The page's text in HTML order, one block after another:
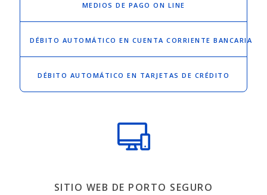
MEDIOS DE PAGO ON LINE
DÉBITO AUTOMÁTICO EN CUENTA CORRIENTE BANCARIA
DÉBITO AUTOMÁTICO EN TARJETAS DE CRÉDITO
SITIO WEB DE PORTO SEGURO